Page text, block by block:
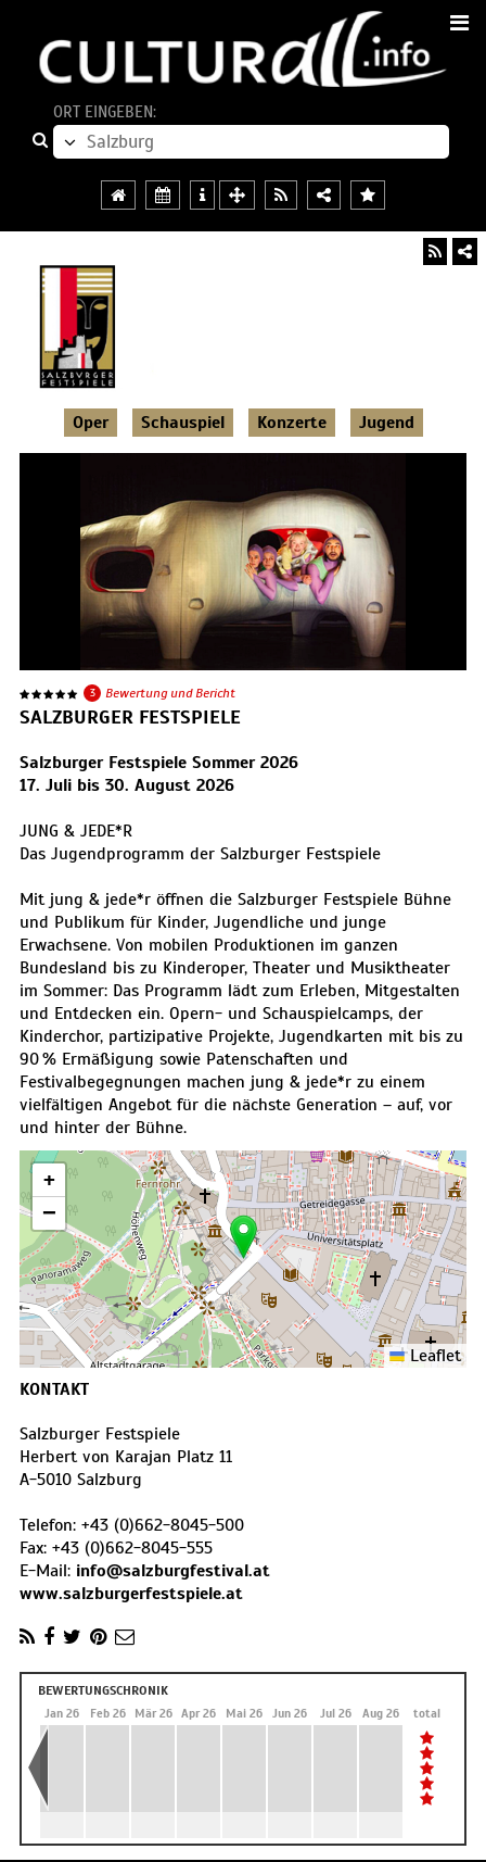
ORT EINGEBEN:
Oper Schauspiel Konzerte Jugend
3 Bewertung und Bericht
SALZBURGER FESTSPIELE
Salzburger Festspiele Sommer 2026
17. Juli bis 30. August 2026
JUNG & JEDE*R
Das Jugendprogramm der Salzburger Festspiele
Mit jung & jede*r öffnen die Salzburger Festspiele Bühne
und Publikum für Kinder, Jugendliche und junge
Erwachsene. Von mobilen Produktionen im ganzen
Bundesland bis zu Kinderoper, Theater und Musiktheater
im Sommer: Das Programm lädt zum Erleben, Mitgestalten
und Entdecken ein. Opern- und Schauspielcamps, der
Kinderchor, partizipative Projekte, Jugendkarten mit bis zu
90 % Ermäßigung sowie Patenschaften und
Festivalbegegnungen machen jung & jede*r zu einem
vielfältigen Angebot für die nächste Generation – auf, vor
und hinter der Bühne.
+
−
Leaflet
KONTAKT
Salzburger Festspiele
Herbert von Karajan Platz 11
A-5010 Salzburg
Telefon: +43 (0)662-8045-500
Fax: +43 (0)662-8045-555
E-Mail: info@salzburgfestival.at
www.salzburgerfestspiele.at
BEWERTUNGSCHRONIK
Jan 26 Feb 26 Mär 26 Apr 26 Mai 26 Jun 26 Jul 26 Aug 26 total